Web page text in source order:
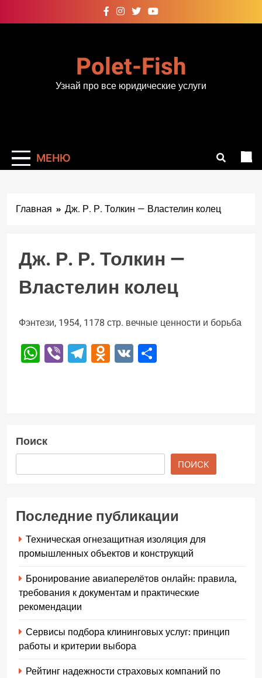
к
Polet-Fish
Узнай про все юридические услуги
МЕНЮ
Главная Дж. Р. Р. Толкин — Властелин колец
Дж. Р. Р. Толкин —
Властелин колец
Фэнтези, 1954, 1178 стр. вечные ценности и борьба
WhatsApp
ViberTelegram
Odnoklassniki
VK
Поиск
ПОИСК
Последние публикации
Техническая огнезащитная изоляция для
промышленных объектов и конструкций
Бронирование авиаперелётов онлайн: правила,
требования к документам и практические
рекомендации
Сервисы подбора клининговых услуг: принцип
работы и критерии выбора
Рейтинг надежности страховых компаний по